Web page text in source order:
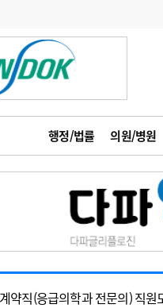
행정/법률 의원/병원
금주의 검색
1
의사인력
2
성분명 처
3
AI의료
4
전공의 모
인사
초대석
포토뉴스
지역병원
행정처분
2026년 하반기 인턴 모집
마취통증의학과 임기제 임상의사
계약직(응급의학과 전문의) 직원